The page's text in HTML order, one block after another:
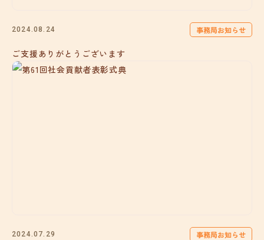
2024.08.24 事務局お知らせ
ご支援ありがとうございます
2024.07.29 事務局お知らせ